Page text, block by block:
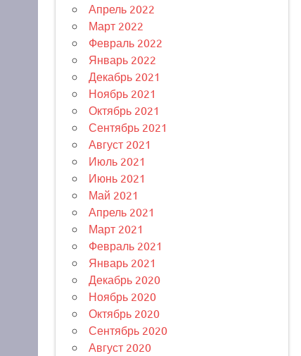
Апрель 2022
Март 2022
Февраль 2022
Январь 2022
Декабрь 2021
Ноябрь 2021
Октябрь 2021
Сентябрь 2021
Август 2021
Июль 2021
Июнь 2021
Май 2021
Апрель 2021
Март 2021
Февраль 2021
Январь 2021
Декабрь 2020
Ноябрь 2020
Октябрь 2020
Сентябрь 2020
Август 2020